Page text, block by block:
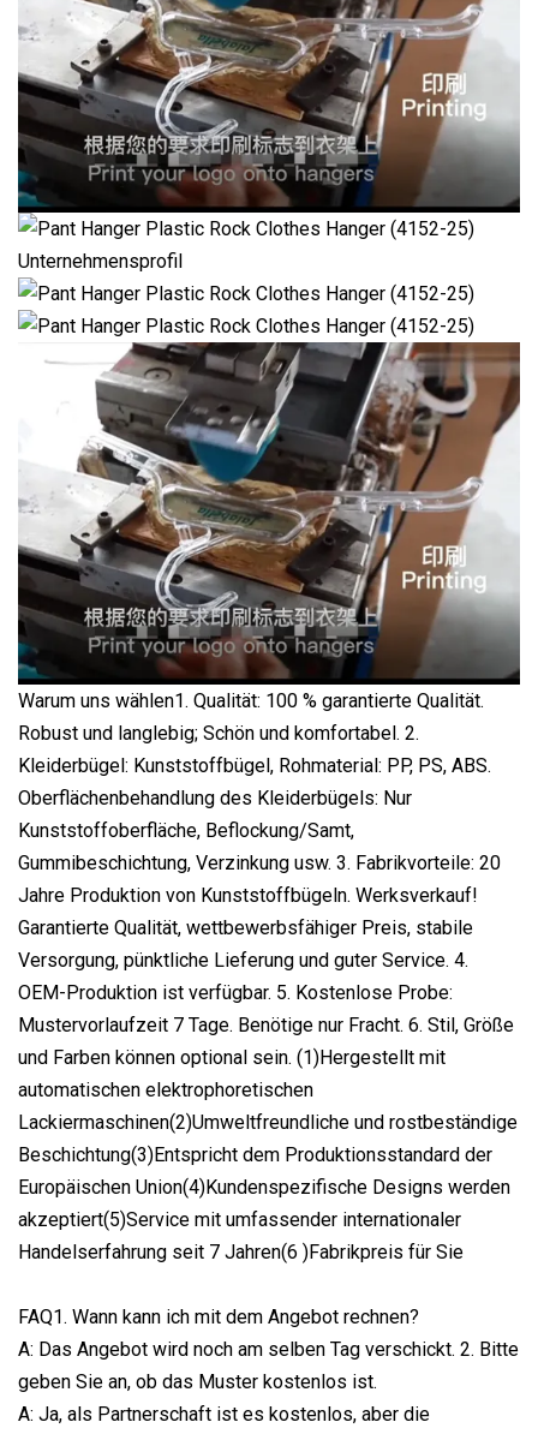
Unternehmensprofil
Warum uns wählen1. Qualität: 100 % garantierte Qualität.
Robust und langlebig; Schön und komfortabel. 2.
Kleiderbügel: Kunststoffbügel, Rohmaterial: PP, PS, ABS.
Oberflächenbehandlung des Kleiderbügels: Nur
Kunststoffoberfläche, Beflockung/Samt,
Gummibeschichtung, Verzinkung usw. 3. Fabrikvorteile: 20
Jahre Produktion von Kunststoffbügeln. Werksverkauf!
Garantierte Qualität, wettbewerbsfähiger Preis, stabile
Versorgung, pünktliche Lieferung und guter Service. 4.
OEM-Produktion ist verfügbar. 5. Kostenlose Probe:
Mustervorlaufzeit 7 Tage. Benötige nur Fracht. 6. Stil, Größe
und Farben können optional sein. (1)Hergestellt mit
automatischen elektrophoretischen
Lackiermaschinen(2)Umweltfreundliche und rostbeständige
Beschichtung(3)Entspricht dem Produktionsstandard der
Europäischen Union(4)Kundenspezifische Designs werden
akzeptiert(5)Service mit umfassender internationaler
Handelserfahrung seit 7 Jahren(6 )Fabrikpreis für Sie
FAQ1. Wann kann ich mit dem Angebot rechnen?
A: Das Angebot wird noch am selben Tag verschickt. 2. Bitte
geben Sie an, ob das Muster kostenlos ist.
A: Ja, als Partnerschaft ist es kostenlos, aber die